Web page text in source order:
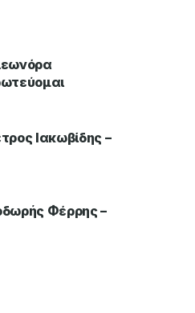
Ιακωβίδης –
Φέρρης –